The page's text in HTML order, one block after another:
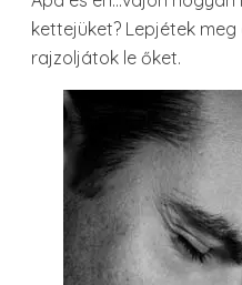
kettejüket? Lepjétek
rajzoljátok le őket.